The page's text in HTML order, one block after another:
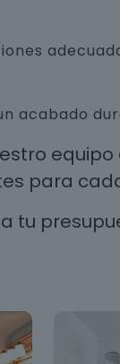
acabado
para
tu